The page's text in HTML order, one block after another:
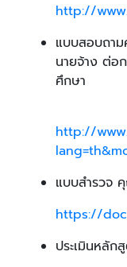
http://
แบบสอบถา
นายจ้าง ต่อ
ศึกษา
http://
แบบสำรวจ
https://
ประเมินหลัก